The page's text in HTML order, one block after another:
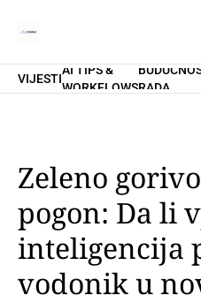
Home
PRETPLATI SE
VIJESTI
AI TIPS &
WORKFLOWSRADA
Zeleno
pogon: Da li
inteligencija
vodonik u